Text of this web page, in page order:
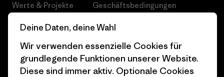
Werte & Projekte
Progress Report
Business Unusual
Klimaziele
Geschäftsbedingungen
Cookie Einstellungen
Karriere
Pressekontakt
Deine Daten, deine Wahl
Wir verwenden essenzielle Cookies für
grundlegende Funktionen unserer Website.
Diese sind immer aktiv. Optionale Cookies